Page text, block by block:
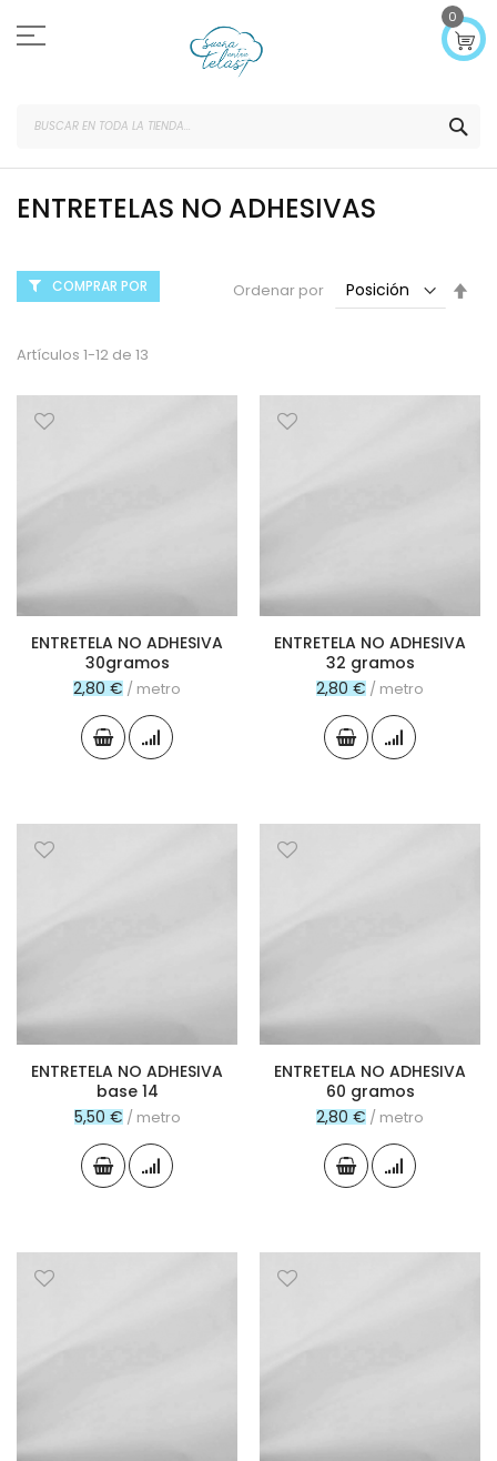
al
contenido
0
ENTRETELAS NO ADHESIVAS
Artículos 1-12 de 13
Ordenar por
ENTRETELA NO ADHESIVA
30gramos
2,80 € / metro
ENTRETELA NO ADHESIVA
32 gramos
2,80 € / metro
ENTRETELA NO ADHESIVA
base 14
5,50 € / metro
ENTRETELA NO ADHESIVA
60 gramos
2,80 € / metro
COMPRAR POR